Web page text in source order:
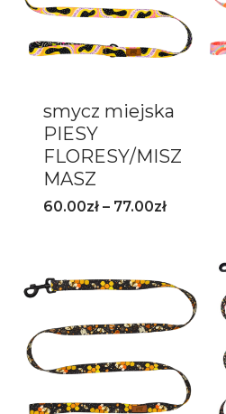
smycz miejska
PIESY
FLORESY/MISZ
MASZ
60.00zł – 77.00zł